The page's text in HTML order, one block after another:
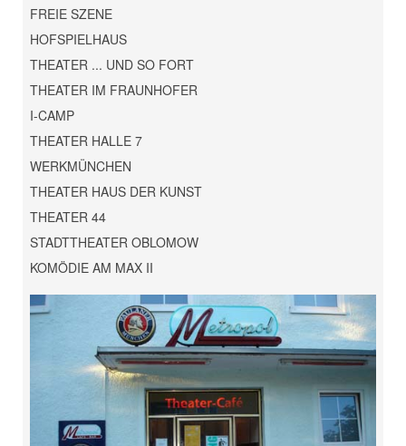
FREIE SZENE
HOFSPIELHAUS
THEATER ... UND SO FORT
THEATER IM FRAUNHOFER
I-CAMP
THEATER HALLE 7
WERKMÜNCHEN
THEATER HAUS DER KUNST
THEATER 44
STADTTHEATER OBLOMOW
KOMÖDIE AM MAX II